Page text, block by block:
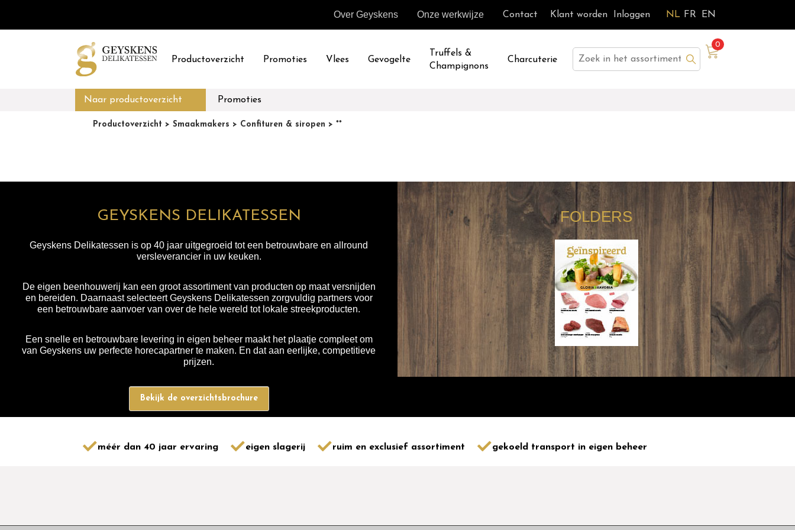
Over Geyskens Onze werkwijze Contact Klant worden Inloggen NL FR EN
Zoek
Productoverzicht Promoties Vlees Gevogelte
Truffels &
Champignons
Charcuterie
0
Naar productoverzicht Promoties
Productoverzicht > Smaakmakers > Confituren & siropen > **
GEYSKENS DELIKATESSEN
Geyskens Delikatessen is op 40 jaar uitgegroeid tot een betrouwbare en allround
versleverancier in uw keuken.
De eigen beenhouwerij kan een groot assortiment van producten op maat versnijden
en bereiden. Daarnaast selecteert Geyskens Delikatessen zorgvuldig partners voor
een betrouwbare aanvoer van over de hele wereld tot lokale streekproducten.
Een snelle en betrouwbare levering in eigen beheer maakt het plaatje compleet om
van Geyskens uw perfecte horecapartner te maken. En dat aan eerlijke, competitieve
prijzen.
Bekijk de overzichtsbrochure
FOLDERS
méér dan 40 jaar ervaring eigen slagerij ruim en exclusief assortiment gekoeld transport in eigen beheer